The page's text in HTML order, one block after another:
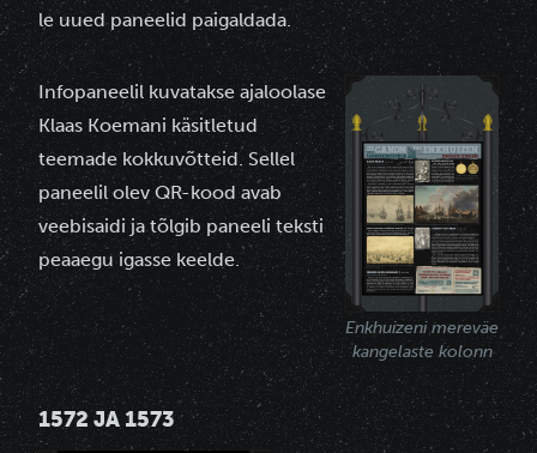
le uued paneelid paigaldada.
Enkhuizeni mereväe
kangelaste kolonn
Infopaneelil kuvatakse ajaloolase
Klaas Koemani käsitletud
teemade kokkuvõtteid. Sellel
paneelil olev QR-kood avab
veebisaidi ja tõlgib paneeli teksti
peaaegu igasse keelde.
1572 JA 1573